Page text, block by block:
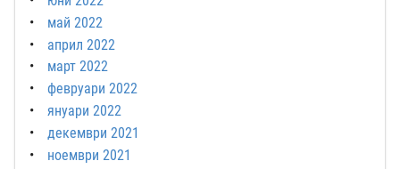
май 2022
април 2022
март 2022
февруари 2022
януари 2022
декември 2021
ноември 2021